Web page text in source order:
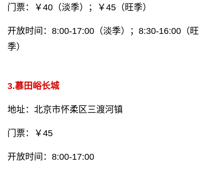
门票：￥40（淡季）；￥45（旺季）
开放时间：8:00-17:00（淡季）；8:30-16:00（旺
季）
3.慕田峪长城
地址：北京市怀柔区三渡河镇
门票：￥45
开放时间：8:00-17:00